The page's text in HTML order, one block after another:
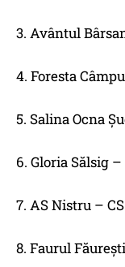
3. Avântul
4. Foresta
5. Salina Ocna
6. Gloria Sălsig
7. AS Nistru –
8. Faurul